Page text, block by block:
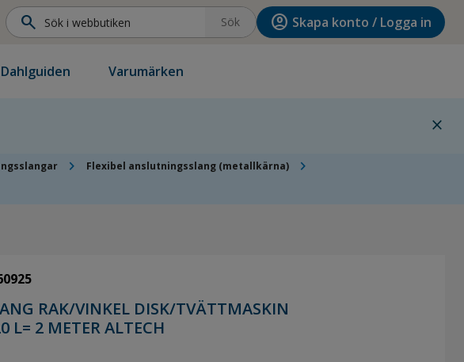
search Sök account_circle Skapa konto / Logga in
Dahlguiden Varumärken
close
chevron_right Flexibel anslutningsslang (metallkärna) chevron_right
RAK/VINKEL DISK/TVÄTTMASKIN
L= 2 METER ALTECH